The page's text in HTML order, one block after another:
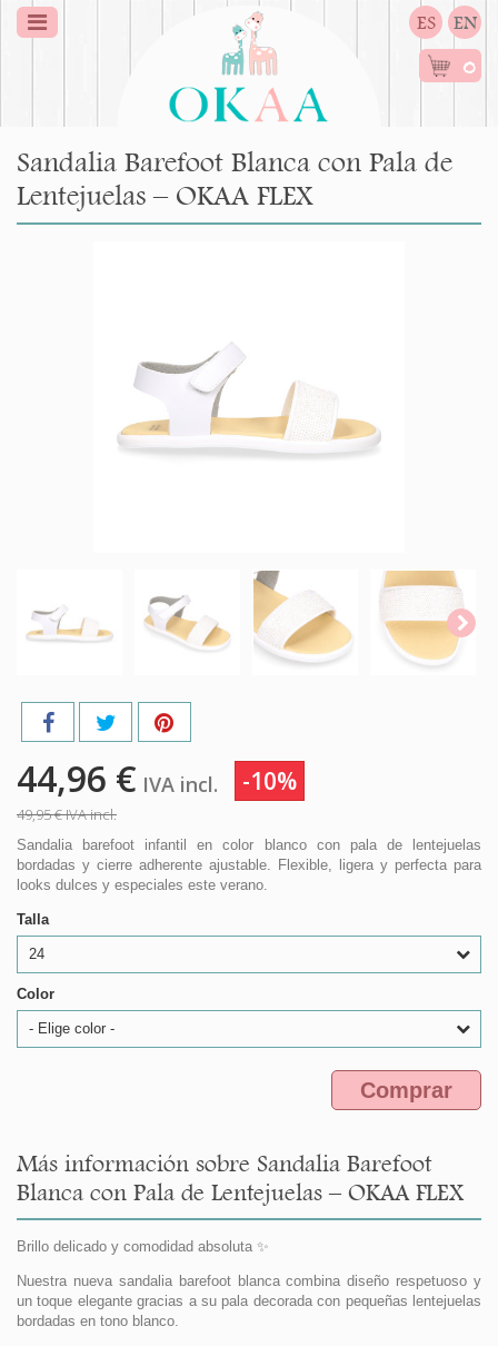
ES EN
0
Sandalia Barefoot Blanca con Pala de
Lentejuelas – OKAA FLEX
44,96 € IVA incl. -10%
49,95 €IVA incl.
Sandalia barefoot infantil en color blanco con pala de lentejuelas
bordadas y cierre adherente ajustable. Flexible, ligera y perfecta para
looks dulces y especiales este verano.
Talla
24
Color
- Elige color -
Comprar
Más información sobre Sandalia Barefoot
Blanca con Pala de Lentejuelas – OKAA FLEX
Brillo delicado y comodidad absoluta ✨
Nuestra nueva sandalia barefoot blanca combina diseño respetuoso y
un toque elegante gracias a su pala decorada con pequeñas lentejuelas
bordadas en tono blanco.